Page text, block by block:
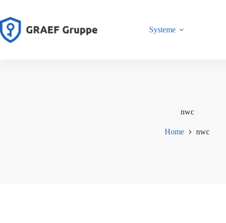
springen
Systeme
nwc
Home nwc